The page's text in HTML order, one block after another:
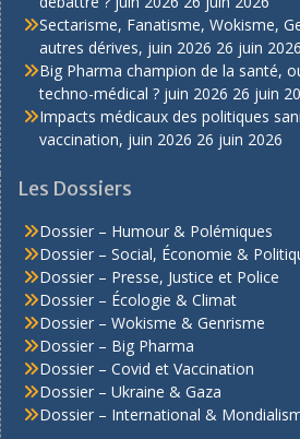
Sectarisme, Fanatisme, Wokisme,
autres dérives, juin 2026 26 juin 2026
Big Pharma champion de la santé,
techno-médical ? juin 2026 26 juin
Impacts médicaux des politiques
vaccination, juin 2026 26 juin 2026
Les Dossiers
Dossier – Humour & Polémiques
Dossier – Social, Économie &
Dossier – Presse, Justice et Police
Dossier – Écologie & Climat
Dossier – Wokisme & Genrisme
Dossier – Big Pharma
Dossier – Covid et Vaccination
Dossier – Ukraine & Gaza
Dossier – International &